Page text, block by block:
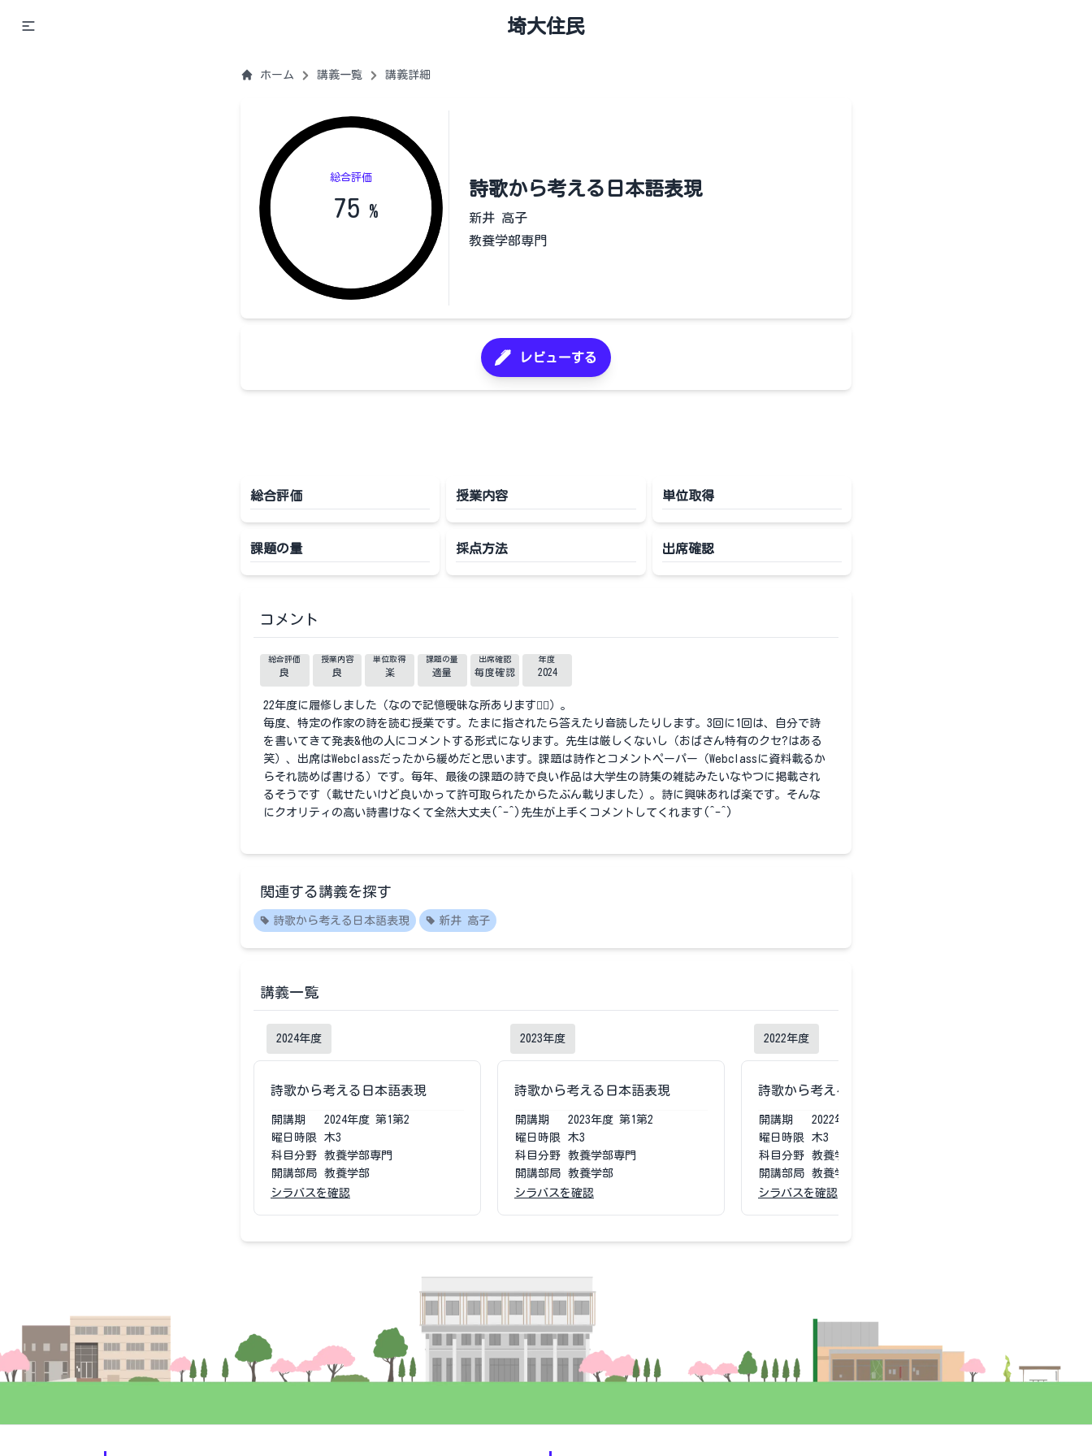
埼大住民
ホーム 講義一覧 講義詳細
総合評価
75 %
詩歌から考える日本語表現
新井 高子
教養学部専門
レビューする
総合評価 授業内容 単位取得
課題の量 採点方法 出席確認
コメント
総合評価
良
授業内容
良
単位取得
楽
課題の量
適量
出席確認
毎度確認
年度
2024
22年度に履修しました（なので記憶曖昧な所あります🙇‍♀️）。
毎度、特定の作家の詩を読む授業です。たまに指されたら答えたり音読したりします。3回に1回は、自分で詩
を書いてきて発表&他の人にコメントする形式になります。先生は厳しくないし（おばさん特有のクセ?はある
笑）、出席はWebclassだったから緩めだと思います。課題は詩作とコメントペーパー（Webclassに資料載るか
らそれ読めば書ける）です。毎年、最後の課題の詩で良い作品は大学生の詩集の雑誌みたいなやつに掲載され
るそうです（載せたいけど良いかって許可取られたからたぶん載りました）。詩に興味あれば楽です。そんな
にクオリティの高い詩書けなくて全然大丈夫(^-^)先生が上手くコメントしてくれます(^-^)
関連する講義を探す
詩歌から考える日本語表現 新井 高子
講義一覧
2024年度
詩歌から考える日本語表現
開講期 2024年度 第1第2
曜日時限
木3
科目分野
教養学部専門
開講部局
教養学部
シラバスを確認
2023年度
詩歌から考える日本語表現
開講期 2023年度 第1第2
曜日時限
木3
科目分野
教養学部専門
開講部局
教養学部
シラバスを確認
2022年度
詩歌から考える日本語表現
開講期 2022年度
曜日時限
木3
科目分野
教養学部専門
開講部局
教養学部
シラバスを確認